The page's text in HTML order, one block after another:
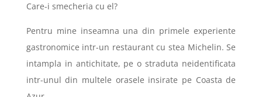
Care-i smecheria cu el?
Pentru mine inseamna una din primele experiente
gastronomice intr-un restaurant cu stea Michelin. Se
intampla in antichitate, pe o straduta neidentificata
intr-unul din multele orasele insirate pe Coasta de